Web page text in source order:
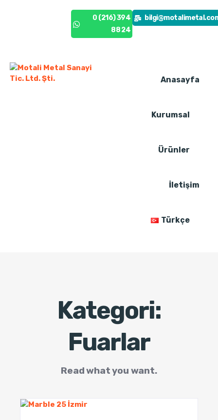
0 (216) 394
88 24
Anasayfa
Kurumsal
Ürünler
İletişim
Türkçe
Kategori:
Fuarlar
Read what you want.